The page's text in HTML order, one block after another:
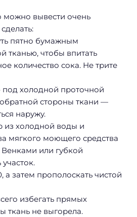
можно вывести очень
пятно бумажным
тканью, чтобы впитать
количество сока. Не трите
под холодной проточной
стороны ткани —
наружу.
из холодной воды и
мягкого моющего средства
или губкой
а затем прополоскать чистой
избегать прямых
ткань не выгорела.